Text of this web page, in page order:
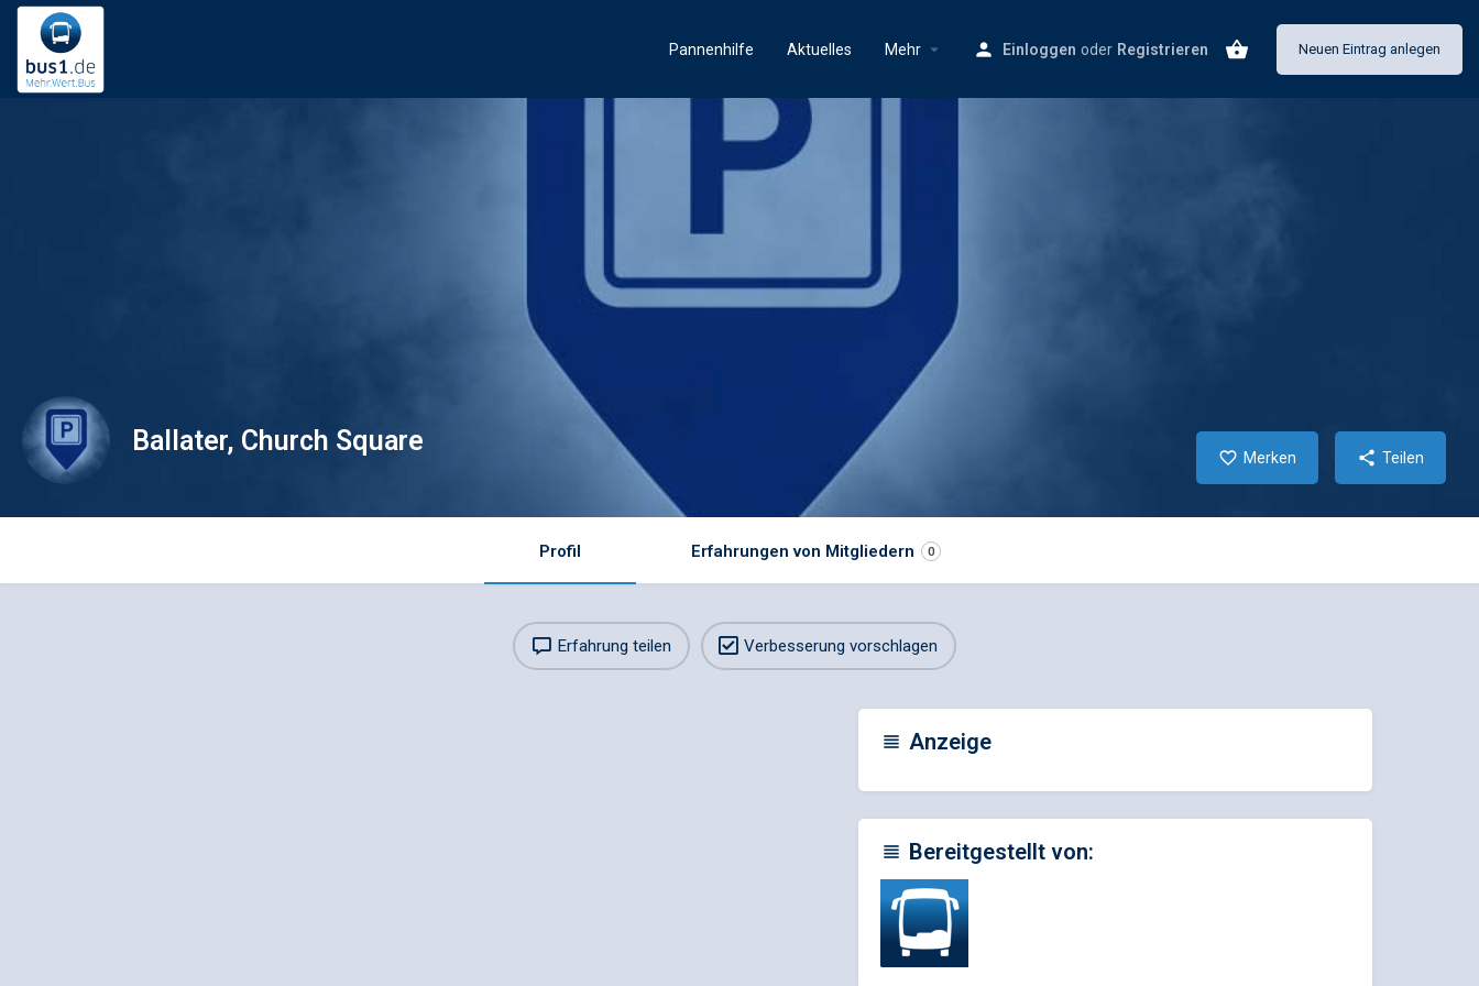
Pannenhilfe Aktuelles Mehr Einloggen oder Registrieren Neuen Eintrag anlegen
Ballater, Church Square
Merken Teilen
Profil Erfahrungen von Mitgliedern 0
Erfahrung teilen Verbesserung vorschlagen
Anzeige
Bereitgestellt von: